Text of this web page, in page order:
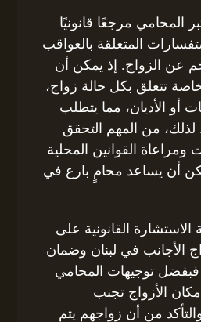
المحامي مرجعًا قانونيًا
المتعلقة بالعواقب
عن الزواج. إذ يمكن أن
تتعلق بكل حالة زواج،
أو الأديان، مما يتطلب
لذلك، من المهم التحقق
ومراعاة القوانين المحلية
أن يساعد محامٍ بارع في
الاستشارة القانونية على
الأجانب في لبنان وضمان
فبفضل توجيهات المحامي
الأزواج تجنب
من أن زواجهم يتم